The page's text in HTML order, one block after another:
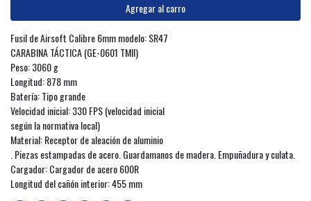
Agregar al carro
Fusil de Airsoft Calibre 6mm modelo: SR47
CARABINA TÁCTICA (GE-0601 TMII)
Peso: 3060 g
Longitud: 878 mm
Batería: Tipo grande
Velocidad inicial: 330 FPS (velocidad inicial
según la normativa local)
Material: Receptor de aleación de aluminio
. Piezas estampadas de acero. Guardamanos de madera. Empuñadura y culata.
Cargador: Cargador de acero 600R
Longitud del cañón interior: 455 mm